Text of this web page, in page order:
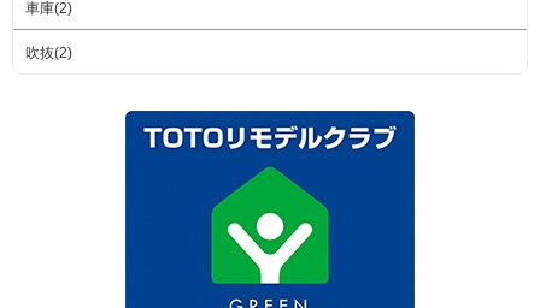
車庫(2)
吹抜(2)